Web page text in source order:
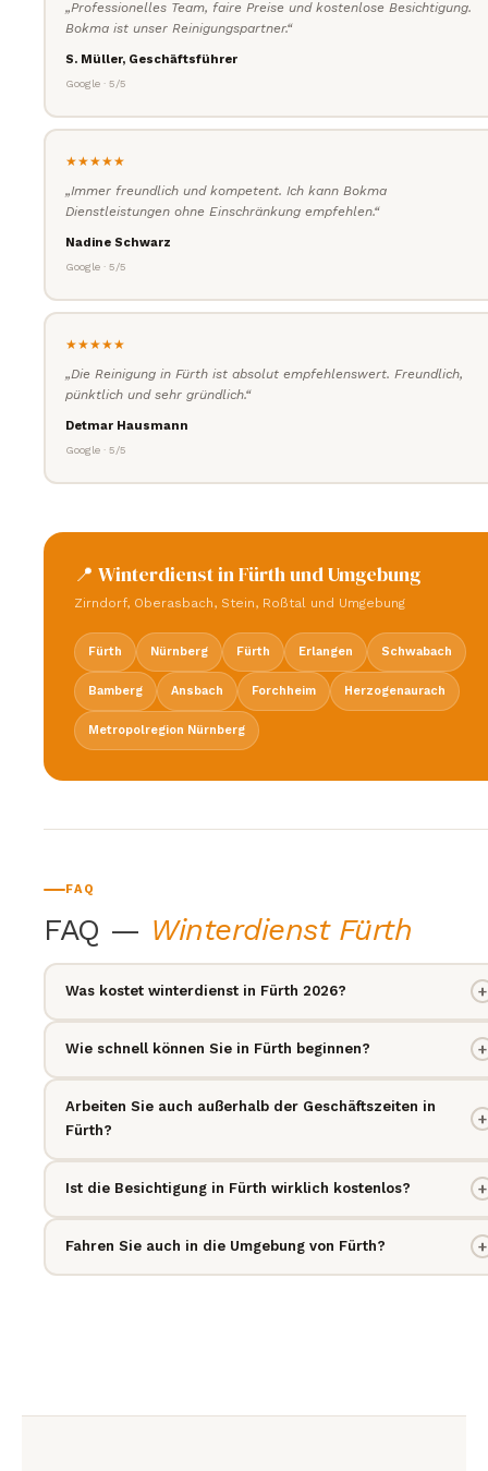
„Professionelles Team, faire Preise und kostenlose Besichtigung.
Bokma ist unser Reinigungspartner.“
S. Müller, Geschäftsführer
Google · 5/5
★★★★★
„Immer freundlich und kompetent. Ich kann Bokma
Dienstleistungen ohne Einschränkung empfehlen.“
Nadine Schwarz
Google · 5/5
★★★★★
„Die Reinigung in Fürth ist absolut empfehlenswert. Freundlich,
pünktlich und sehr gründlich.“
Detmar Hausmann
Google · 5/5
📍 Winterdienst in Fürth und Umgebung
Zirndorf, Oberasbach, Stein, Roßtal und Umgebung
Fürth Nürnberg Fürth Erlangen Schwabach
Bamberg Ansbach Forchheim Herzogenaurach
Metropolregion Nürnberg
FAQ
FAQ — Winterdienst Fürth
Was kostet winterdienst in Fürth 2026? +
Wie schnell können Sie in Fürth beginnen? +
Arbeiten Sie auch außerhalb der Geschäftszeiten in
Fürth?
+
Ist die Besichtigung in Fürth wirklich kostenlos? +
Fahren Sie auch in die Umgebung von Fürth? +